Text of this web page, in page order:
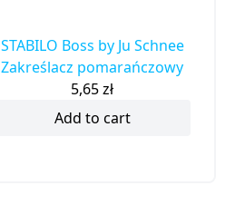
STABILO Boss by Ju Schnee
Zakreślacz pomarańczowy
5,65zł
Add to cart